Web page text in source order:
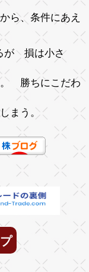
ら、条件にあえ
が 損は小さ
勝ちにこだわ
しまう。